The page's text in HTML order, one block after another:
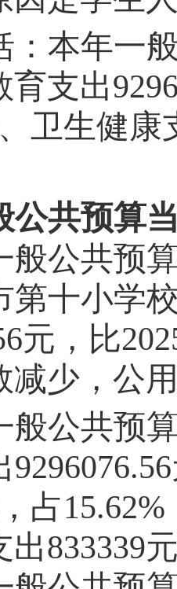
：本年一
育支出
卫生健康
公共预算
般公共预
第十小学
元，比202
减少，公
般公共预
9296076.56
占15.62%
出833339